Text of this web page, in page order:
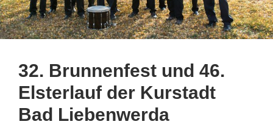
32. Brunnenfest und 46.
Elsterlauf der Kurstadt
Bad Liebenwerda